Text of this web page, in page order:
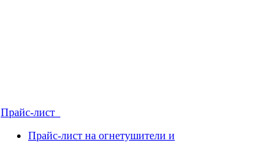
Прайс-лист
Прайс-лист на огнетушители и